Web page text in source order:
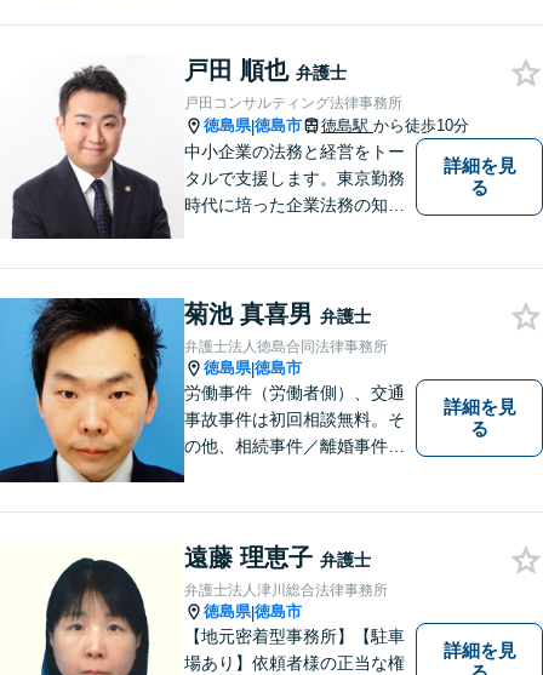
相談にのっています。 まずは
ご相談ください。
戸田 順也 弁護士
戸田コンサルティング法律事務所
徳島県|徳島市 徳島駅 から徒歩10分
中小企業の法務と経営をトー
タルで支援します。東京勤務
時代に培った企業法務の知見
す。
詳細を見
る
菊池 真喜男 弁護士
弁護士法人徳島合同法律事務所
徳島県|徳島市
労働事件（労働者側）、交通
事故事件は初回相談無料。そ
の他、相続事件／離婚事件／
れます。【無料駐車場】
詳細を見
る
遠藤 理恵子 弁護士
弁護士法人津川総合法律事務所
徳島県|徳島市
【地元密着型事務所】【駐車
場あり】依頼者様の正当な権
詳細を見